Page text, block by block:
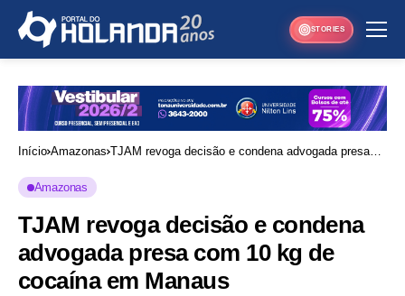
STORIES
Início Amazonas TJAM revoga decisão e condena advogada presa
Amazonas
TJAM revoga decisão e condena
advogada presa com 10 kg de
cocaína em Manaus